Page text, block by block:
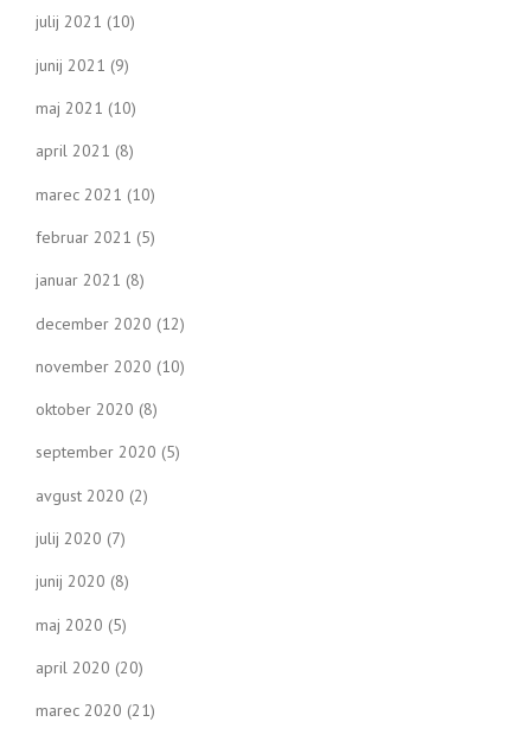
julij 2021 (10)
junij 2021 (9)
maj 2021 (10)
april 2021 (8)
marec 2021 (10)
februar 2021 (5)
januar 2021 (8)
december 2020 (12)
november 2020 (10)
oktober 2020 (8)
september 2020 (5)
avgust 2020 (2)
julij 2020 (7)
junij 2020 (8)
maj 2020 (5)
april 2020 (20)
marec 2020 (21)